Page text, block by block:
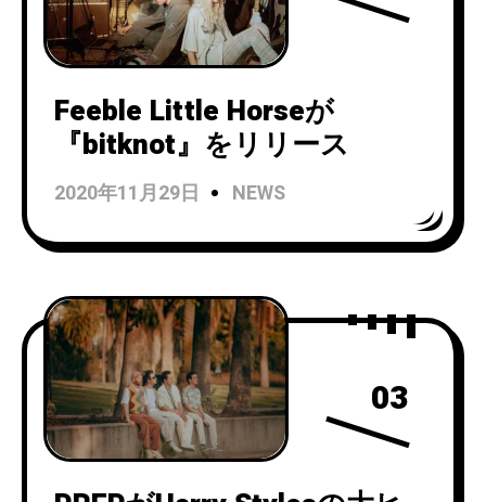
Feeble Little Horseが
『bitknot』をリリース
2020年11月29日 NEWS
03